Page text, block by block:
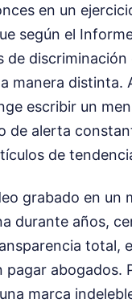
en un
según el
manera distinta.
escribir un
de alerta
de
grabado en un
durante años,
total,
abogados.
marca